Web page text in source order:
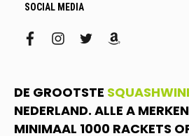
SOCIAL MEDIA
facebookinstagram
twitteramazon
DE GROOTSTE
NEDERLAND. ALLE A
MINIMAAL 1000 RACKETS